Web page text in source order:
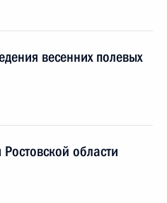
весенних полевых
области